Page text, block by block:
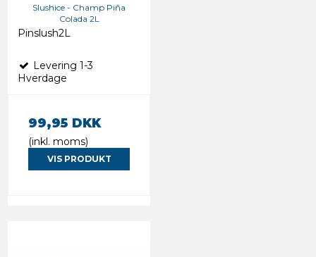
Slushice - Champ Piña
Colada 2L
Pinslush2L
Levering 1-3
Hverdage
99,95 DKK
(inkl. moms)
VIS PRODUKT